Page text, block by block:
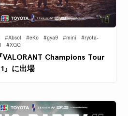
#Absol #eKo #gya9 #mini
#ryota-
#XQQ
VALORANT Champions Tour
』に出場